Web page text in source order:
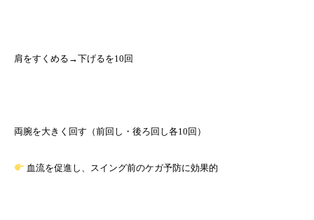
肩をすくめる→下げるを10回
両腕を大きく回す（前回し・後ろ回し各10回）
血流を促進し、スイング前のケガ予防に効果的